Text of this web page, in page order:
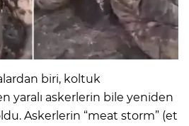
biri, koltuk
yaralı askerlerin bile yeniden
Askerlerin “meat storm” (et